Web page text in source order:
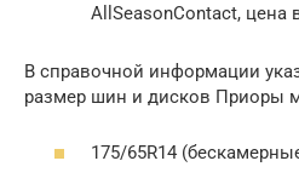
AllSeasonContact, цена
В справочной информации
размер шин и дисков Приоры
175/65R14